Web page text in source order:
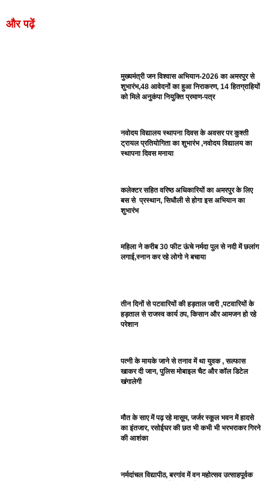
और पढ़ें
मुख्यमंत्री जन विश्वास अभियान-2026 का अमरपुर से
शुभारंभ,48 आवेदनों का हुआ निराकरण, 14 हितग्राहियों
को मिले अनुकंपा नियुक्ति प्रमाण-पत्र
नवोदय विद्यालय स्थापना दिवस के अवसर पर कुश्ती
ट्रायल प्रतियोगिता का शुभारंभ ,नवोदय विद्यालय का
स्थापना दिवस मनाया
कलेक्टर सहित वरिष्ठ अधिकारियों का अमरपुर के लिए
बस से प्रस्थान, सिधौली से होगा इस अभियान का
शुभारंभ
महिला ने करीब 30 फीट ऊंचे नर्मदा पुल से नदी में छलांग
लगाई,स्नान कर रहे लोगो ने बचाया
तीन दिनों से पटवारियों की हड़ताल जारी ,पटवारियों के
हड़ताल से राजस्व कार्य ठप, किसान और आमजन हो रहे
परेशान
पत्नी के मायके जाने से तनाव में था युवक , सल्फास
खाकर दी जान, पुलिस मोबाइल चैट और कॉल डिटेल
खंगालेगी
मौत के साए में पढ़ रहे मासूम, जर्जर स्कूल भवन में हादसे
का इंतजार, रसोईघर की छत भी कभी भी भरभराकर गिरने
की आशंका
नर्मदांचल विद्यापीठ, बरगांव में वन महोत्सव उत्साहपूर्वक